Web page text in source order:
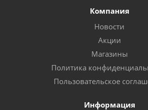
Компания
Новости
Акции
Магазины
Политика
Пользовательское
Информация